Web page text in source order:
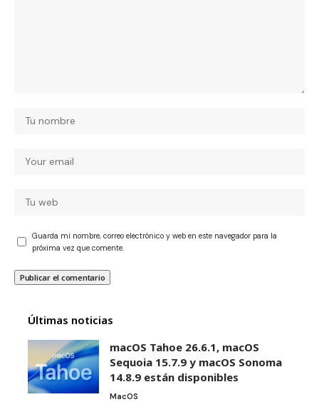
Guarda mi nombre, correo electrónico y web en este navegador para la
próxima vez que comente.
Últimas noticias
macOS Tahoe 26.6.1, macOS
Sequoia 15.7.9 y macOS Sonoma
14.8.9 están disponibles
MacOS